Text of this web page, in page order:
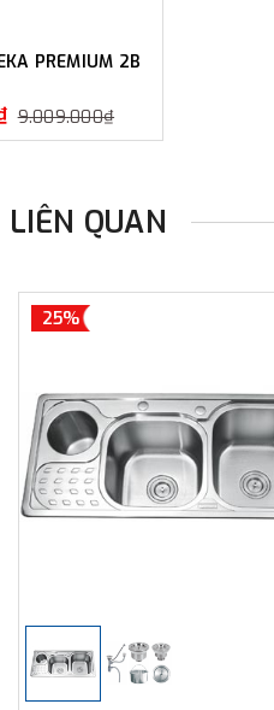
PREMIUM 2B
9.009.000₫
QUAN
25%